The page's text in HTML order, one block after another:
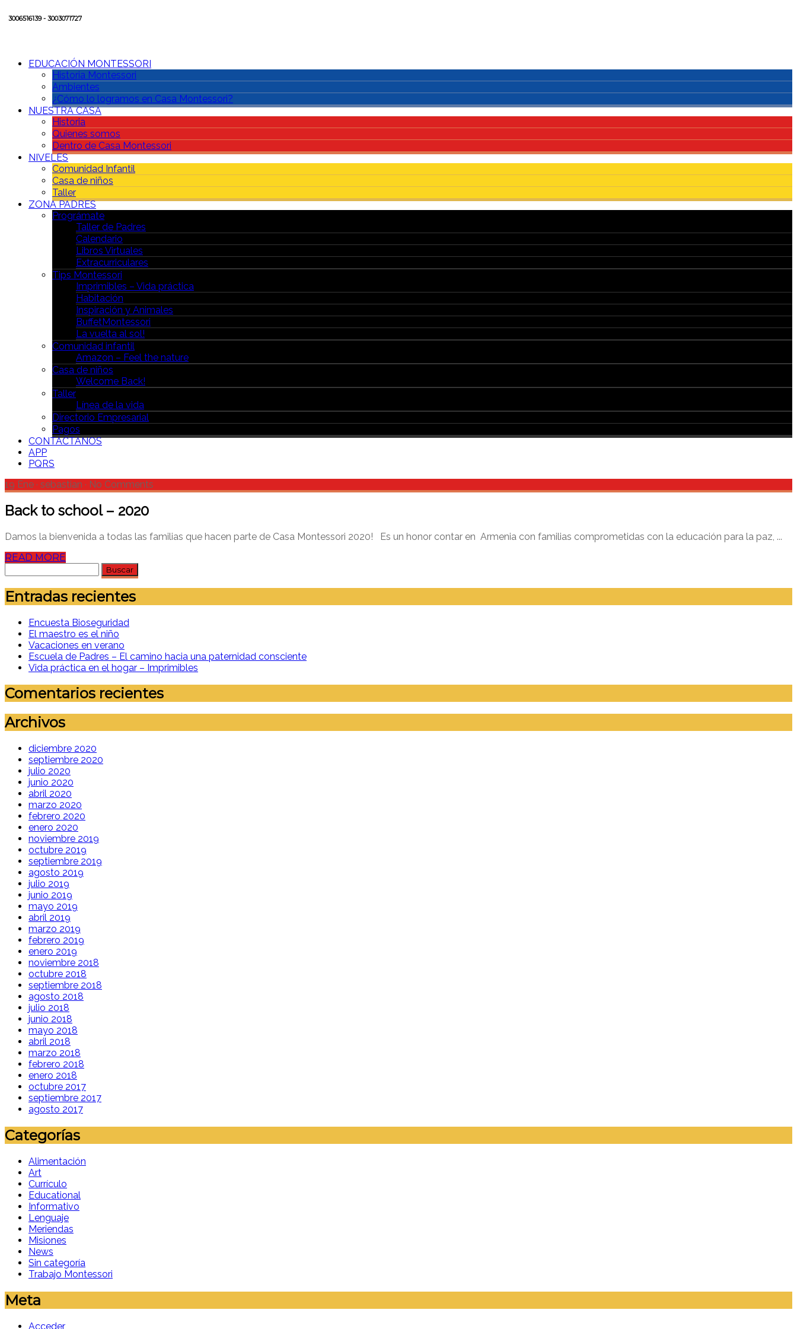
3006516139 - 3003071727
EDUCACIÓN MONTESSORI
Historia Montessori
Ambientes
¿Cómo lo logramos en Casa Montessori?
NUESTRA CASA
Historia
Quienes somos
Dentro de Casa Montessori
NIVELES
Comunidad Infantil
Casa de niños
Taller
ZONA PADRES
Prográmate
Taller de Padres
Calendario
Libros Virtuales
Extracurriculares
Tips Montessori
Imprimibles – Vida práctica
Habitación
Inspiración y Animales
BuffetMontessori
La vuelta al sol!
Comunidad infantil
Amazon – Feel the nature
Casa de niños
Welcome Back!
Taller
Línea de la vida
Directorio Empresarial
Pagos
CONTÁCTANOS
APP
PQRS
19 Ene · sebastian · No Comments
Back to school – 2020
Damos la bienvenida a todas las familias que hacen parte de Casa Montessori 2020! Es un honor contar en Armenia con familias comprometidas con la educación para la paz, ...
READ MORE
Entradas recientes
Encuesta Bioseguridad
El maestro es el niño
Vacaciones en verano
Escuela de Padres – El camino hacia una paternidad consciente
Vida práctica en el hogar – Imprimibles
Comentarios recientes
Archivos
diciembre 2020
septiembre 2020
julio 2020
junio 2020
abril 2020
marzo 2020
febrero 2020
enero 2020
noviembre 2019
octubre 2019
septiembre 2019
agosto 2019
julio 2019
junio 2019
mayo 2019
abril 2019
marzo 2019
febrero 2019
enero 2019
noviembre 2018
octubre 2018
septiembre 2018
agosto 2018
julio 2018
junio 2018
mayo 2018
abril 2018
marzo 2018
febrero 2018
enero 2018
octubre 2017
septiembre 2017
agosto 2017
Categorías
Alimentación
Art
Currículo
Educational
Informativo
Lenguaje
Meriendas
Misiones
News
Sin categoría
Trabajo Montessori
Meta
Acceder